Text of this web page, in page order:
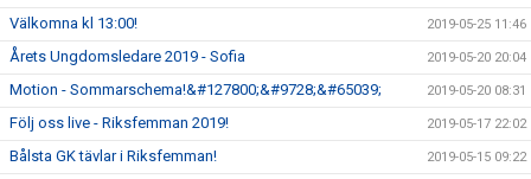
Välkomna kl 13:00! 2019-05-25 11:46
Årets Ungdomsledare 2019 - Sofia 2019-05-20 20:04
Motion - Sommarschema!&#127800;&#9728;&#65039; 2019-05-20 08:31
Följ oss live - Riksfemman 2019! 2019-05-17 22:02
Bålsta GK tävlar i Riksfemman! 2019-05-15 09:22